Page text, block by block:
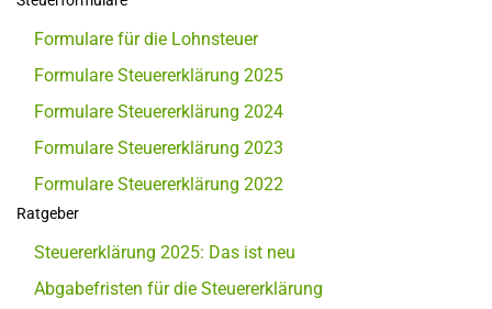
Formulare für die Lohnsteuer
Formulare Steuererklärung 2025
Formulare Steuererklärung 2024
Formulare Steuererklärung 2023
Formulare Steuererklärung 2022
Ratgeber
Steuererklärung 2025: Das ist neu
Abgabefristen für die Steuererklärung